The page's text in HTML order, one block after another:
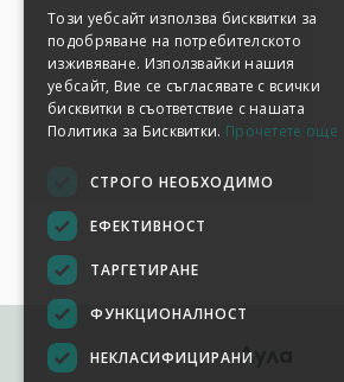
Аула
Този уебсайт използва бисквитки за
подобряване на потребителското
изживяване. Използвайки нашия
уебсайт, Вие се съгласявате с всички
бисквитки в съответствие с нашата
Политика за Бисквитки. Прочетете още
СТРОГО НЕОБХОДИМО
ЕФЕКТИВНОСТ
ТАРГЕТИРАНЕ
ФУНКЦИОНАЛНОСТ
НЕКЛАСИФИЦИРАНИ